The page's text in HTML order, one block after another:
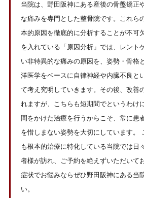
当院は、野田阪神にある産後の骨盤矯正
な痛みを専門とした整骨院です。これら
本的原因を徹底的に分析することが不可
を入れている「原因分析」では、レント
い非特異的な痛みの原因を、姿勢・骨格
洋医学をベースに自律神経や内臓不良と
て考え究明していきます。その後、改善
れますが、こちらも短期間でというわけ
間をかけた治療を行うからこそ、常に患
を惜しまない姿勢を大切にしています。
も根本的治療に特化している当院では日
者様が訪れ、ご予約を絶えずいただいて
症状でお悩みならぜひ野田阪神にある当
い。